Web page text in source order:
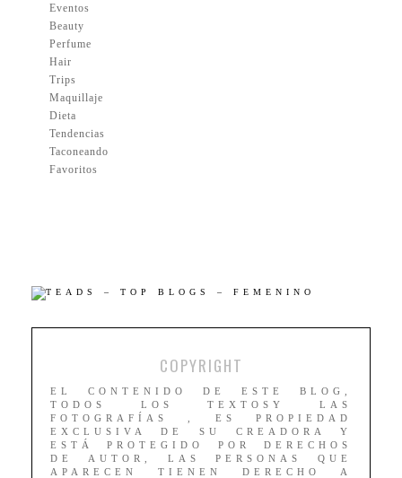
Eventos
Beauty
Perfume
Hair
Trips
Maquillaje
Dieta
Tendencias
Taconeando
Favoritos
COPYRIGHT
EL CONTENIDO DE ESTE BLOG,
TODOS LOS TEXTOSY LAS
FOTOGRAFÍAS , ES PROPIEDAD
EXCLUSIVA DE SU CREADORA Y
ESTÁ PROTEGIDO POR DERECHOS
DE AUTOR, LAS PERSONAS QUE
APARECEN TIENEN DERECHO A